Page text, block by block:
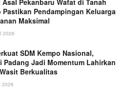
Pastikan Pendampingan Keluarga
Maksimal
2026
SDM Kempo Nasional,
Padang Jadi Momentum Lahirkan
Berkualitas
2026